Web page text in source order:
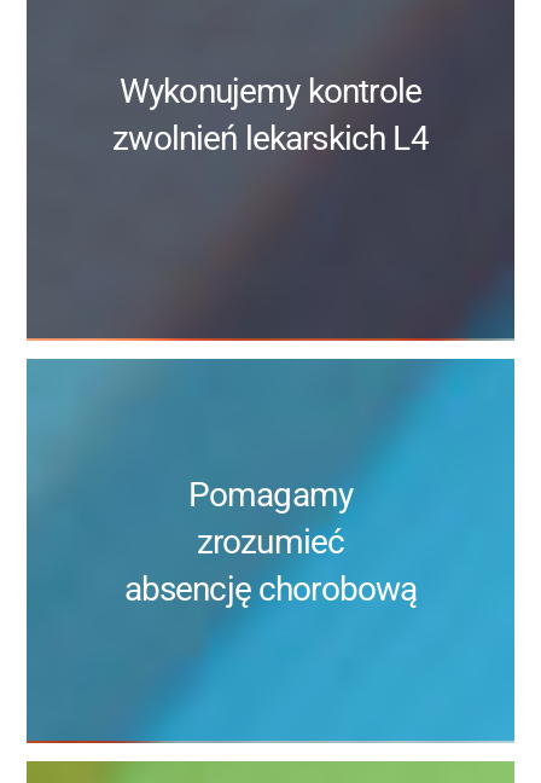
Wykonujemy kontrole
zwolnień lekarskich L4
Pomagamy
zrozumieć
absencję chorobową